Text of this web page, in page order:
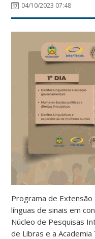
04/10/2023 07:48
Programa de
línguas de sinais em
Núcleo de Pesquisas
de Libras e a